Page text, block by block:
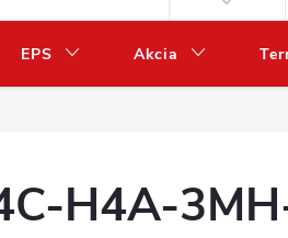
EPS Akcia
H4A-